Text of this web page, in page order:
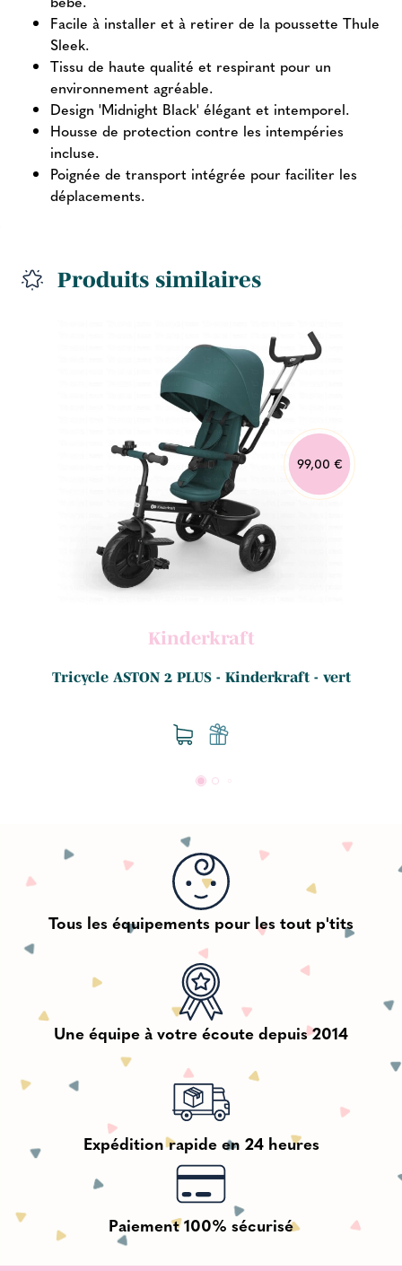
Facile à installer et à retirer de la poussette Thule
Sleek.
Tissu de haute qualité et respirant pour un
environnement agréable.
Design 'Midnight Black' élégant et intemporel.
Housse de protection contre les intempéries
incluse.
Poignée de transport intégrée pour faciliter les
déplacements.
Produits similaires
99,00 €
Kinderkraft
Tricycle ASTON 2 PLUS - Kinderkraft - vert
Tous les équipements pour les tout p'tits
Une équipe à votre écoute depuis 2014
Expédition rapide en 24 heures
Paiement 100% sécurisé